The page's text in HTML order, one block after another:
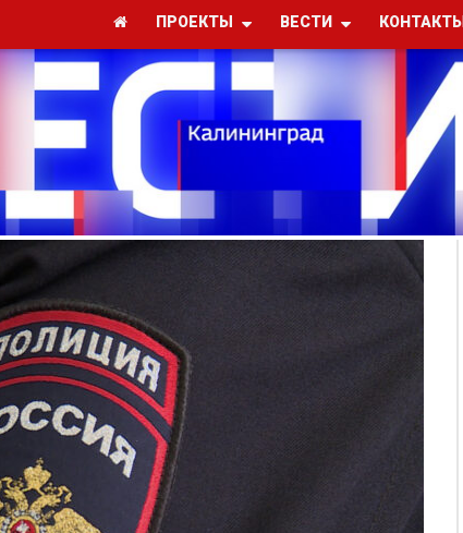
ПРОЕКТЫ ВЕСТИ КОНТАКТЫ